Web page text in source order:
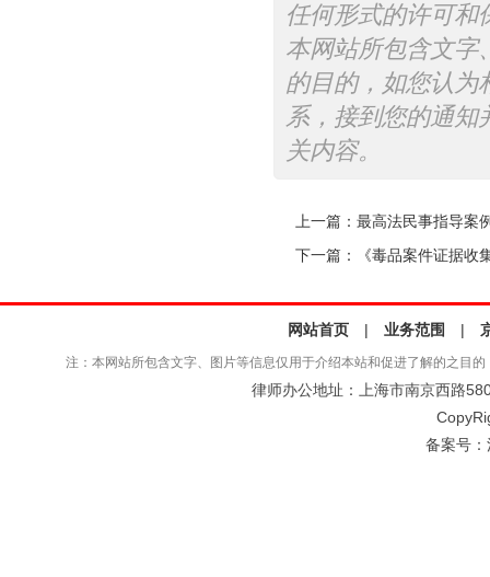
任何形式的许可和
本网站所包含文字
的目的，如您认为
系，接到您的通知
关内容。
上一篇： 最高法民事指导案
下一篇： 《毒品案件证据收
网站首页 | 业务范围 |
注：本网站所包含文字、图片等信息仅用于介绍本站和促进了解的之目
律师办公地址：上海市南京西路
备案号：